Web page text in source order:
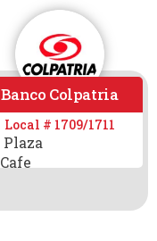
Banco Colpatria
Local # 1709/1711